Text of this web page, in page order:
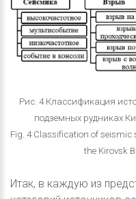
Рис. 4 Классификация
подземных рудниках
Fig. 4 Classification of
the Kirovsk
Итак, в каждую из